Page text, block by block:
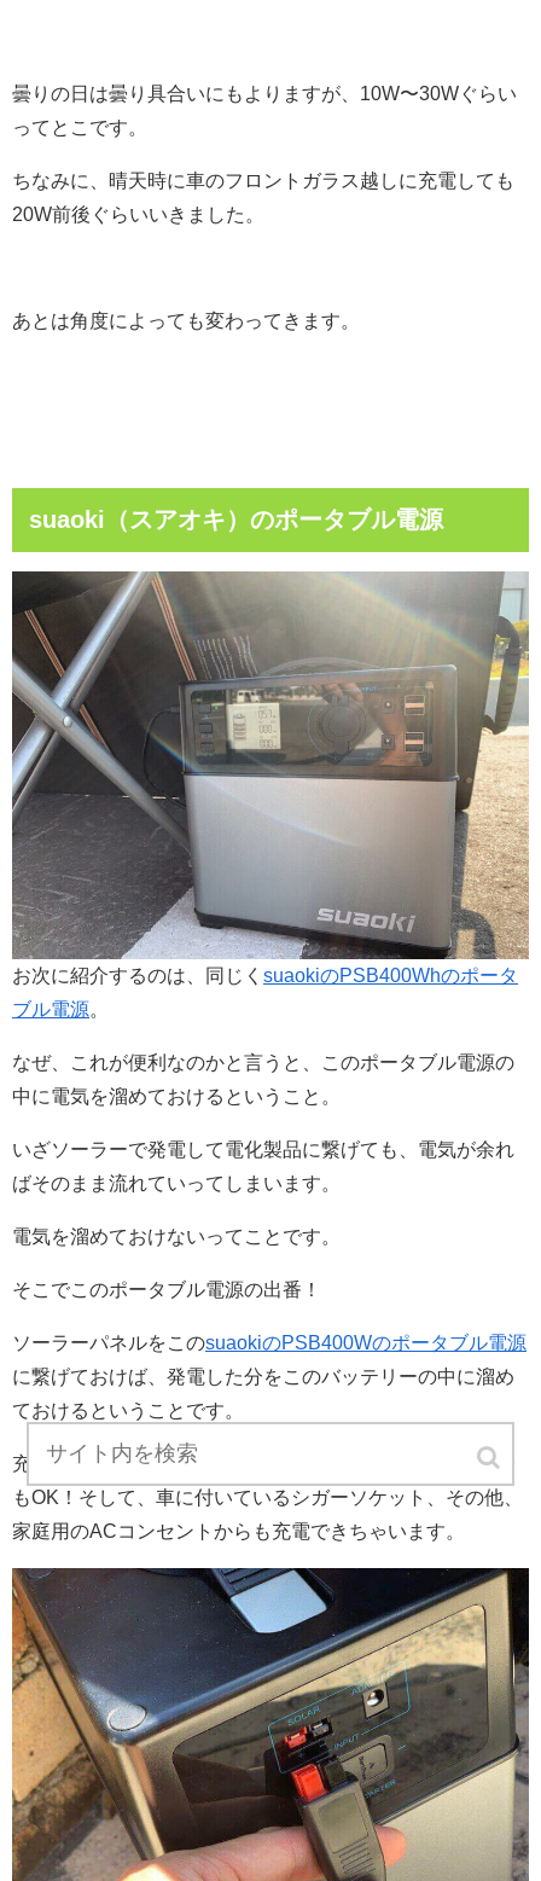
曇りの日は曇り具合いにもよりますが、10W〜30Wぐらい
ってとこです。
ちなみに、晴天時に車のフロントガラス越しに充電しても
20W前後ぐらいいきました。
あとは角度によっても変わってきます。
suaoki（スアオキ）のポータブル電源
お次に紹介するのは、同じく suaokiのPSB400Whのポータ
ブル電源。
なぜ、これが便利なのかと言うと、このポータブル電源の
中に電気を溜めておけるということ。
いざソーラーで発電して電化製品に繋げても、電気が余れ
ばそのまま流れていってしまいます。
電気を溜めておけないってことです。
そこでこのポータブル電源の出番！
ソーラーパネルをこのsuaokiのPSB400Wのポータブル電源
に繋げておけば、発電した分をこのバッテリーの中に溜め
ておけるということです。
充電するためには、先ほどのソーラーパネルを差し込んで
もOK！そして、車に付いているシガーソケット、その他、
家庭用のACコンセントからも充電できちゃいます。